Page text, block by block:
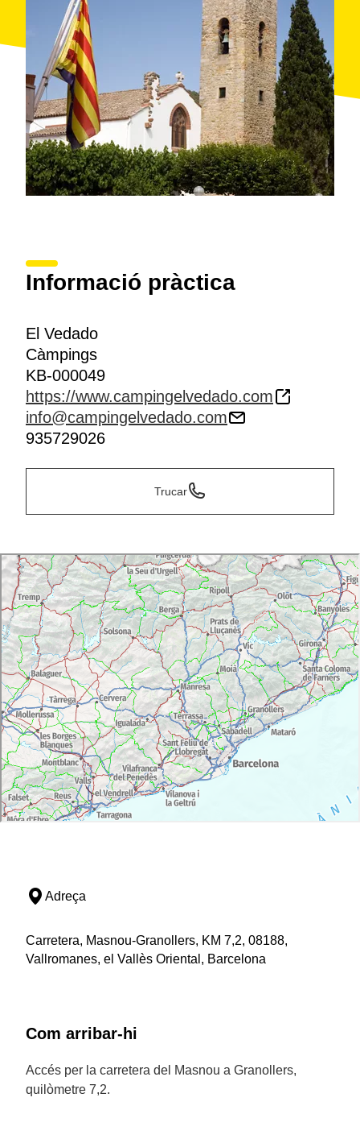
Informació pràctica
El Vedado
Càmpings
KB-000049
https://www.campingelvedado.com
info@campingelvedado.com
935729026
Trucar
Adreça
Carretera, Masnou-Granollers, KM 7,2, 08188,
Vallromanes, el Vallès Oriental, Barcelona
Com arribar-hi
Accés per la carretera del Masnou a Granollers,
quilòmetre 7,2.